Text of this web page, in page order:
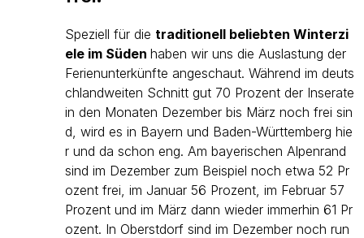
Speziell für die traditionell beliebten Winterzi
ele im Süden haben wir uns die Auslastung der
Ferienunterkünfte angeschaut. Während im deuts
chlandweiten Schnitt gut 70 Prozent der Inserate
in den Monaten Dezember bis März noch frei sin
d, wird es in Bayern und Baden-Württemberg hie
r und da schon eng. Am bayerischen Alpenrand
sind im Dezember zum Beispiel noch etwa 52 Pr
ozent frei, im Januar 56 Prozent, im Februar 57
Prozent und im März dann wieder immerhin 61 Pr
ozent. In Oberstdorf sind im Dezember noch run